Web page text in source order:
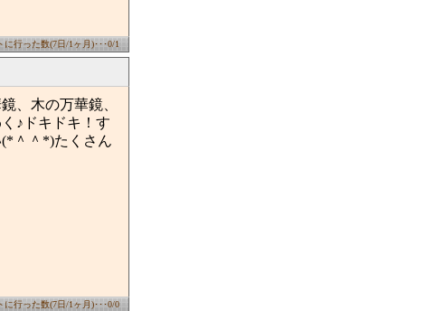
行った数(7日/1ヶ月)･･･0/1
、木の万華鏡、
♪ドキドキ！す
＾＾*)たくさん
行った数(7日/1ヶ月)･･･0/0